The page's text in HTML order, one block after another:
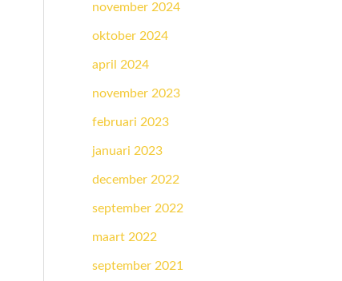
november 2024
oktober 2024
april 2024
november 2023
februari 2023
januari 2023
december 2022
september 2022
maart 2022
september 2021